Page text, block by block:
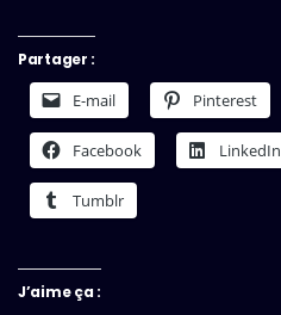
Partager :
E-mail Pinterest
Facebook LinkedIn
Tumblr
J’aime ça :